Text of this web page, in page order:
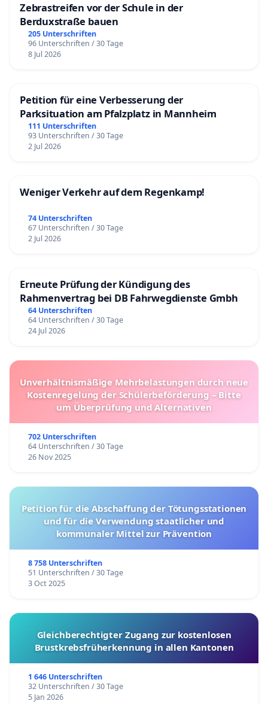
Zebrastreifen vor der Schule in der
Berduxstraße bauen
205 Unterschriften
96 Unterschriften / 30 Tage
8 Jul 2026
Petition für eine Verbesserung der
Parksituation am Pfalzplatz in Mannheim
111 Unterschriften
93 Unterschriften / 30 Tage
2 Jul 2026
Weniger Verkehr auf dem Regenkamp!
74 Unterschriften
67 Unterschriften / 30 Tage
2 Jul 2026
Erneute Prüfung der Kündigung des
Rahmenvertrag bei DB Fahrwegdienste Gmbh
64 Unterschriften
64 Unterschriften / 30 Tage
24 Jul 2026
Unverhältnismäßige Mehrbelastungen durch neue
Kostenregelung der Schülerbeförderung – Bitte
um Überprüfung und Alternativen
702 Unterschriften
64 Unterschriften / 30 Tage
26 Nov 2025
Petition für die Abschaffung der Tötungsstationen
und für die Verwendung staatlicher und
kommunaler Mittel zur Prävention
8 758 Unterschriften
51 Unterschriften / 30 Tage
3 Oct 2025
Gleichberechtigter Zugang zur kostenlosen
Brustkrebsfrüherkennung in allen Kantonen
1 646 Unterschriften
32 Unterschriften / 30 Tage
5 Jan 2026